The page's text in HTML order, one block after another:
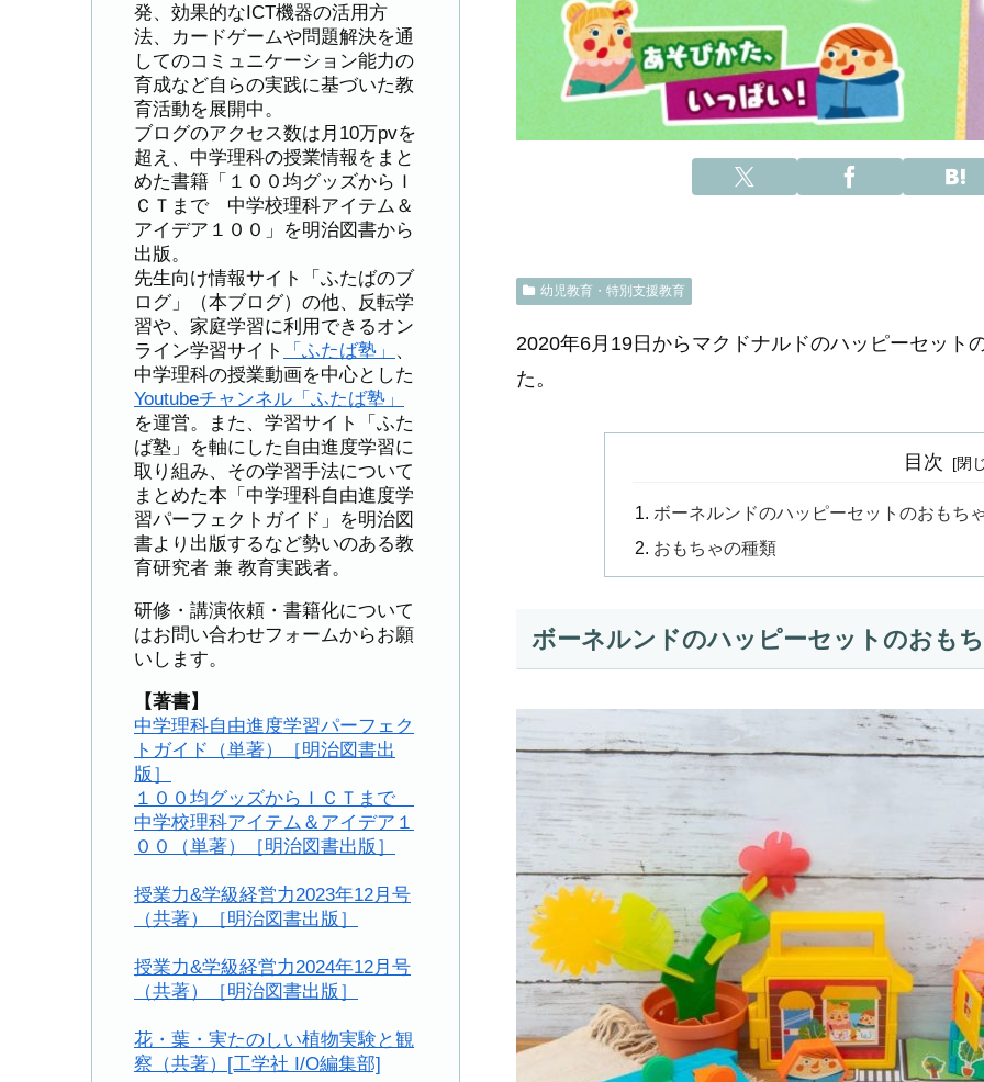
幼児教育・特別支援教育
2020年6月19日からマクドナルドのハッピーセット
た。
目次
ボーネルンドのハッピーセットのおもち
おもちゃの種類
ボーネルンドのハッピーセットのおも
発、効果的なICT機器の活用方
法、カードゲームや問題解決を通
してのコミュニケーション能力の
育成など自らの実践に基づいた教
育活動を展開中。
ブログのアクセス数は月10万pvを
超え、中学理科の授業情報をまと
めた書籍「１００均グッズからＩ
ＣＴまで 中学校理科アイテム＆
アイデア１００」を明治図書から
出版。
先生向け情報サイト「ふたばのブ
ログ」（本ブログ）の他、反転学
習や、家庭学習に利用できるオン
ライン学習サイト
「ふたば塾」
、
中学理科の授業動画を中心とした
Youtubeチャンネル「ふたば塾」
を運営。また、学習サイト「ふた
ば塾」を軸にした自由進度学習に
取り組み、その学習手法について
まとめた本「中学理科自由進度学
習パーフェクトガイド」を明治図
書より出版するなど勢いのある教
育研究者 兼 教育実践者。
研修・講演依頼・書籍化について
はお問い合わせフォームからお願
いします。
【著書】
中学理科自由進度学習パーフェク
トガイド（単著）［明治図書出
版］
１００均グッズからＩＣＴまで
中学校理科アイテム＆アイデア１
００（単著）［明治図書出版］
授業力&学級経営力2023年12月号
（共著）［明治図書出版］
授業力&学級経営力2024年12月号
（共著）［明治図書出版］
花・葉・実たのしい植物実験と観
察（共著）[工学社 I/O編集部]